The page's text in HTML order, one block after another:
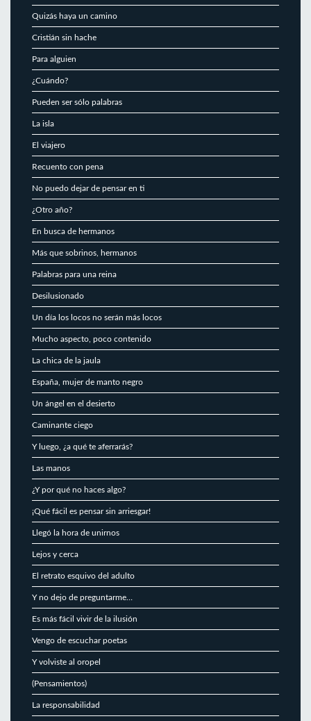
Quizás haya un camino
Cristián sin hache
Para alguien
¿Cuándo?
Pueden ser sólo palabras
La isla
El viajero
Recuento con pena
No puedo dejar de pensar en ti
¿Otro año?
En busca de hermanos
Más que sobrinos, hermanos
Palabras para una reina
Desilusionado
Un día los locos no serán más locos
Mucho aspecto, poco contenido
La chica de la jaula
España, mujer de manto negro
Un ángel en el desierto
Caminante ciego
Y luego, ¿a qué te aferrarás?
Las manos
¿Y por qué no haces algo?
¡Qué fácil es pensar sin arriesgar!
Llegó la hora de unirnos
Lejos y cerca
El retrato esquivo del adulto
Y no dejo de preguntarme…
Es más fácil vivir de la ilusión
Vengo de escuchar poetas
Y volviste al oropel
(Pensamientos)
La responsabilidad